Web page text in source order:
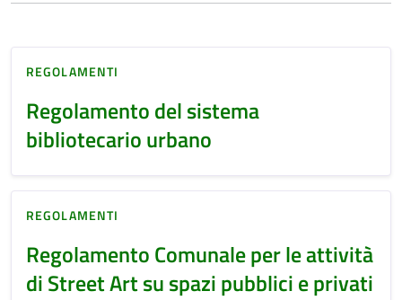
REGOLAMENTI
Regolamento del sistema
bibliotecario urbano
REGOLAMENTI
Regolamento Comunale per le attività
di Street Art su spazi pubblici e privati